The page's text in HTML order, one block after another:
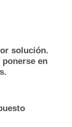
solución.
en